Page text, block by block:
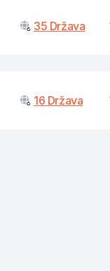
35 Država
16 Država